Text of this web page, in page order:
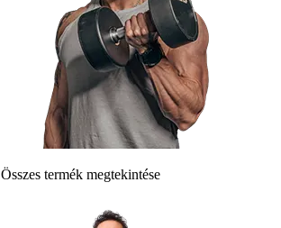
Összes termék megtekintése